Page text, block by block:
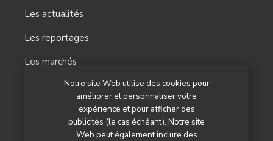
Notre site Web utilise des cookies pour
améliorer et personnaliser votre
expérience et pour afficher des
publicités (le cas échéant). Notre site
Web peut également inclure des
Les actualités
Les reportages
Les marchés
Nos autres titres